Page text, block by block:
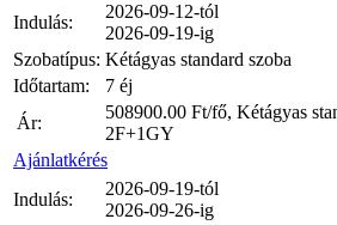
Indulás:
2026-09-12-tól
2026-09-19-ig
Szobatípus: Kétágyas standard szoba
Időtartam:
7 éj
Ár:
508900.00 Ft/fő, Kétágyas
2F+1GY
Ajánlatkérés
Indulás:
2026-09-19-tól
2026-09-26-ig